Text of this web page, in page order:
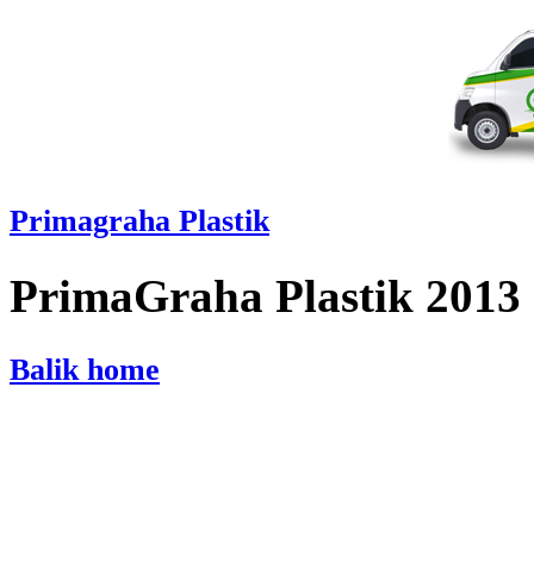
Primagraha Plastik
PrimaGraha Plastik 2013
Balik home